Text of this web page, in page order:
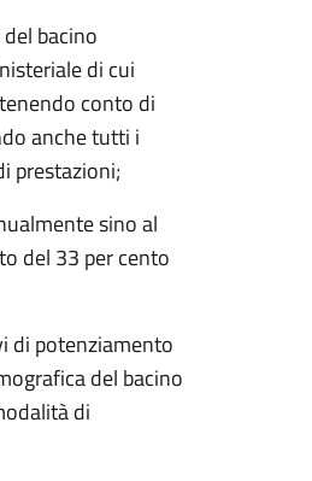
bacino
di cui
conto di
anche tutti i
prestazioni;
sino al
del 33 per cento
di potenziamento
del bacino
di